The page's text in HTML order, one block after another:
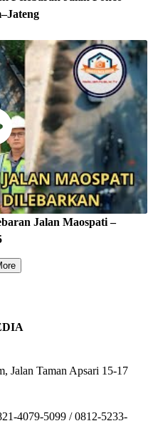
Jalan Maospati –
Jalan Taman Apsari 15-17
4079-5099 / 0812-5233-